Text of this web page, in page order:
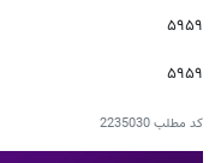
۵۹۵۹
۵۹۵۹
کد مطلب2235030